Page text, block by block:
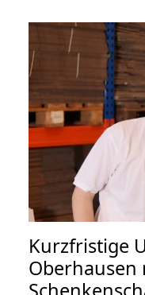
Kurzfristige
Oberhausen